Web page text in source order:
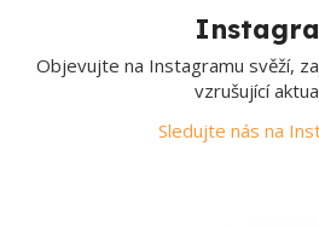
Objevujte na Instagramu svěží,
vzrušující
Sledujte nás na